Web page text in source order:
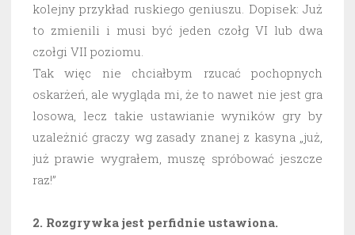
kolejny przykład ruskiego geniuszu. Dopisek: Już
to zmienili i musi być jeden czołg VI lub dwa
czołgi VII poziomu.
Tak więc nie chciałbym rzucać pochopnych
oskarżeń, ale wygląda mi, że to nawet nie jest gra
losowa, lecz takie ustawianie wyników gry by
uzależnić graczy wg zasady znanej z kasyna „już,
już prawie wygrałem, muszę spróbować jeszcze
raz!”
2. Rozgrywka jest perfidnie ustawiona.